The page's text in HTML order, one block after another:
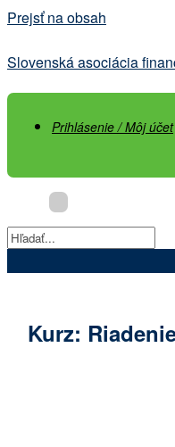
Prejsť na obsah
Slovenská asociácia
Prihlásenie / Môj účet
Kurz: